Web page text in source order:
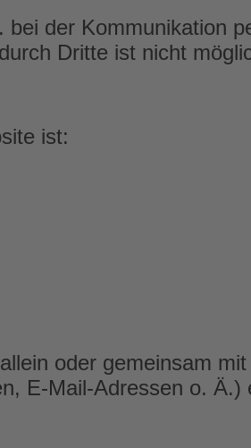
der Kommunikation
Dritte ist nicht
ist:
oder gemeinsam
E-Mail-Adressen o. Ä.)